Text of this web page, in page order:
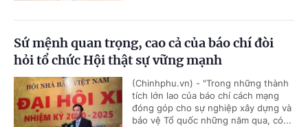
Sứ mệnh quan trọng, cao cả của báo chí đòi
hỏi tổ chức Hội thật sự vững mạnh
(Chinhphu.vn) - "Trong những thành
tích lớn lao của báo chí cách mạng
đóng góp cho sự nghiệp xây dựng và
bảo vệ Tổ quốc những năm qua, có...